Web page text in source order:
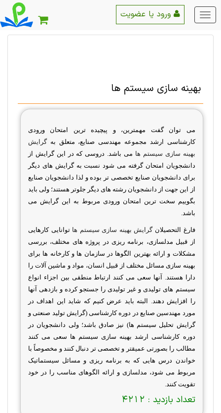
منو
اصلی
بهینه سازی سیستم ها
می توان گفت مهمترین،
و پیچیده ترین امتحان ورودی
کارشناسی ارشد مجموعه مهندسی صنایع، متعلق بهگرایش
بهینه سازی سیستم ها می باشد. دروسی که در این گرایش از
دانشجویان امتحان گرفته می شود نسبت به گرایش های دیگر
برای دانشجویان صنایع تخصصی تر بوده و لذا دانشجویان صنایع
از این جهت از دانشجویان رشته های دیگر جلوتر هستند؛ ولی باید
بگوییم سخت ترین امتحان ورودی مربوط به این گرایش می
باشد.
فارغ التحصیلانگرایش بهینه سازی سیستم ها توانایی کارهایی
از قبیل مدلسازی، برنامه ریزی در پروژه های مختلف، بررسی
مشکلات و ارائه بهترین الگوها در سازمان ها و کارخانه ها برای
بهینه سازی مسائل مختلف از قبیل انسان، مواد و ماشین آلات را
دارا هستند. آنها سعی می کنند ارتباط منطقی بین اجزاء انواع
سیستم های تولیدی و غیر تولیدی را جستجو کرده و بازدهی آنها
را افزایش دهند. البته باید عرض کنیم که شاید این اهداف در
مورد مهندسین صنایع در دوره کارشناسی (گرایش تولید صنعتی و
گرایش تحلیل سیستم ها) نیز صادق باشد؛ ولی دانشجویان در
دوره کارشناسی ارشد بهینه سازی سیستم ها سعی می کنند
مطالب را بصورتی عمیقتر و تخصصی تر دنبال کنند و مخصوصاً با
خواندن درس هایی که به برنامه ریزی و مسائل سیستماتیک
مربوط می شود، مدلسازی و ارائه الگوهای مناسب را در خود
تقویت کنند.
تعداد بازدید : 4212